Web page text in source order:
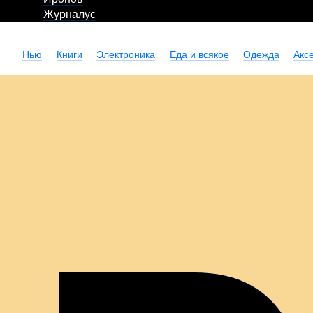
Журналус
Нью Книги Электроника Еда и всякое Одежда